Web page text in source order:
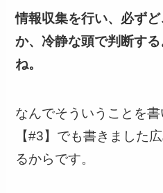
情報収集を行い、必ず
か、冷静な頭で判断す
ね。
なんでそういうことを書
【#3】でも書きました
るからです。